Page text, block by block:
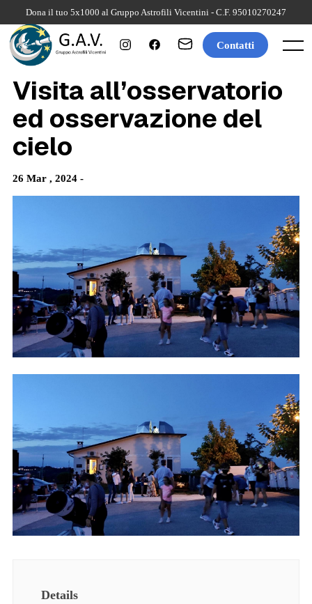
content
Dona il tuo 5x1000 al Gruppo Astrofili Vicentini - C.F. 95010270247
Menu
Contatti
Visita all’osservatorio
ed osservazione del
cielo
26 Mar , 2024 -
Details